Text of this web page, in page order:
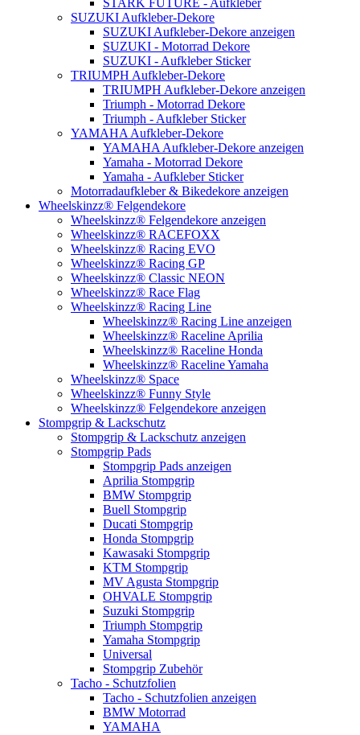
STARK FUTURE - Aufkleber
SUZUKI Aufkleber-Dekore
SUZUKI Aufkleber-Dekore anzeigen
SUZUKI - Motorrad Dekore
SUZUKI - Aufkleber Sticker
TRIUMPH Aufkleber-Dekore
TRIUMPH Aufkleber-Dekore anzeigen
Triumph - Motorrad Dekore
Triumph - Aufkleber Sticker
YAMAHA Aufkleber-Dekore
YAMAHA Aufkleber-Dekore anzeigen
Yamaha - Motorrad Dekore
Yamaha - Aufkleber Sticker
Motorradaufkleber & Bikedekore anzeigen
Wheelskinzz® Felgendekore
Wheelskinzz® Felgendekore anzeigen
Wheelskinzz® RACEFOXX
Wheelskinzz® Racing EVO
Wheelskinzz® Racing GP
Wheelskinzz® Classic NEON
Wheelskinzz® Race Flag
Wheelskinzz® Racing Line
Wheelskinzz® Racing Line anzeigen
Wheelskinzz® Raceline Aprilia
Wheelskinzz® Raceline Honda
Wheelskinzz® Raceline Yamaha
Wheelskinzz® Space
Wheelskinzz® Funny Style
Wheelskinzz® Felgendekore anzeigen
Stompgrip & Lackschutz
Stompgrip & Lackschutz anzeigen
Stompgrip Pads
Stompgrip Pads anzeigen
Aprilia Stompgrip
BMW Stompgrip
Buell Stompgrip
Ducati Stompgrip
Honda Stompgrip
Kawasaki Stompgrip
KTM Stompgrip
MV Agusta Stompgrip
OHVALE Stompgrip
Suzuki Stompgrip
Triumph Stompgrip
Yamaha Stompgrip
Universal
Stompgrip Zubehör
Tacho - Schutzfolien
Tacho - Schutzfolien anzeigen
BMW Motorrad
YAMAHA